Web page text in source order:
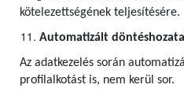
kötelezettségének teljesítésére.
Automatizált
Az adatkezelés során
profilalkotást is, nem kerül sor.